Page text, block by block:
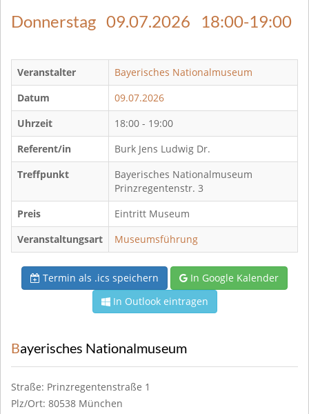
Donnerstag 09.07.2026 18:00-19:00
Veranstalter
Bayerisches Nationalmuseum
Datum
09.07.2026
Uhrzeit
18:00 - 19:00
Referent/in
Burk Jens Ludwig Dr.
Treffpunkt
Bayerisches Nationalmuseum
Prinzregentenstr. 3
Preis
Eintritt Museum
Veranstaltungsart
Museumsführung
Termin als .ics speichern
In Google Kalender
In Outlook eintragen
Bayerisches Nationalmuseum
Straße: Prinzregentenstraße 1
Plz/Ort: 80538 München